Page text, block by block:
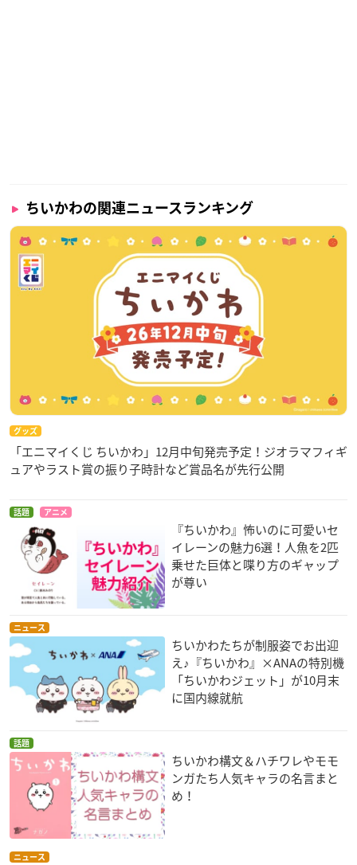
ちいかわの関連ニュースランキング
グッズ
「エニマイくじ ちいかわ」12月中旬発売予定！ジオラマフィギ
ュアやラスト賞の振り子時計など賞品名が先行公開
話題 アニメ
『ちいかわ』怖いのに可愛いセ
イレーンの魅力6選！人魚を2匹
乗せた巨体と喋り方のギャップ
が尊い
ニュース
ちいかわたちが制服姿でお出迎
え♪『ちいかわ』×ANAの特別機
「ちいかわジェット」が10月末
に国内線就航
話題
ちいかわ構文＆ハチワレやモモ
ンガたち人気キャラの名言まと
め！
ニュース